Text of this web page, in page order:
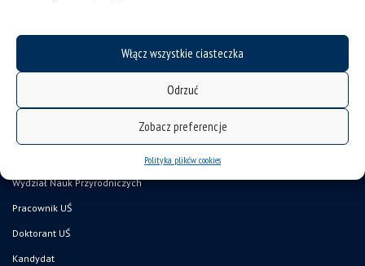
Włącz wszystkie ciasteczka
Odrzuć
Zobacz preferencje
Polityka plików cookies
Wydział Nauk Przyrodniczych
Pracownik UŚ
Doktorant UŚ
Kandydat